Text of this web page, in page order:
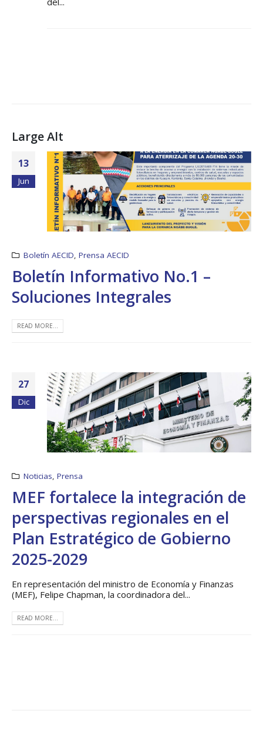
Large Alt
13
Jun
Boletín AECID, Prensa AECID
Boletín Informativo No.1 –
Soluciones Integrales
READ MORE...
27
Dic
Noticias, Prensa
MEF fortalece la integración de
perspectivas regionales en el
Plan Estratégico de Gobierno
2025-2029
En representación del ministro de Economía y Finanzas
(MEF), Felipe Chapman, la coordinadora del...
READ MORE...